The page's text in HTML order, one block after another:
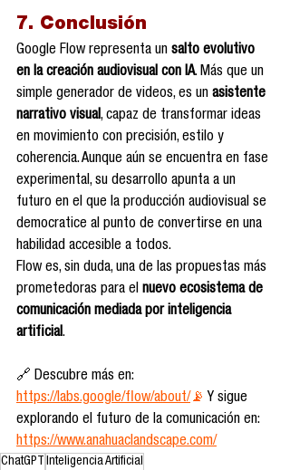
7. Conclusión
Google Flow representa un salto evolutivo
en la creación audiovisual con IA. Más que un
simple generador de videos, es un asistente
narrativo visual, capaz de transformar ideas
en movimiento con precisión, estilo y
coherencia. Aunque aún se encuentra en fase
experimental, su desarrollo apunta a un
futuro en el que la producción audiovisual se
democratice al punto de convertirse en una
habilidad accesible a todos.
Flow es, sin duda, una de las propuestas más
prometedoras para el nuevo ecosistema de
comunicación mediada por inteligencia
artificial.
🔗 Descubre más en:
https://labs.google/flow/about/📡 Y sigue
explorando el futuro de la comunicación en:
https://www.anahuaclandscape.com/
ChatGPT Inteligencia Artificial